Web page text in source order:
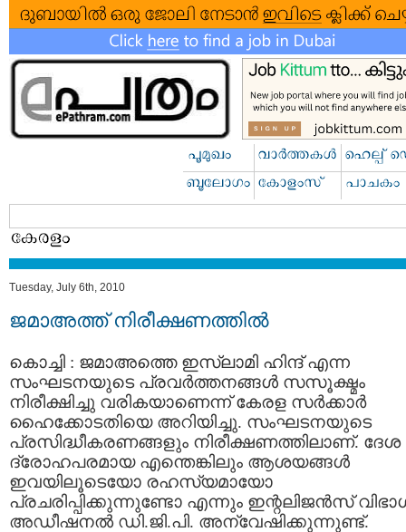
Tuesday, July 6th, 2010
ജമാഅത്ത് നിരീക്ഷണത്തില്‍
കൊച്ചി : ജമാഅത്തെ ഇസ്ലാമി ഹിന്ദ്‌ എന്ന
സംഘടനയുടെ പ്രവര്‍ത്തനങ്ങള്‍ സസൂക്ഷ്മം
നിരീക്ഷിച്ചു വരികയാണെന്ന് കേരള സര്‍ക്കാര്‍
ഹൈക്കോടതിയെ അറിയിച്ചു. സംഘടനയുടെ
പ്രസിദ്ധീകരണങ്ങളും നിരീക്ഷണത്തിലാണ്. ദേശ
ദ്രോഹപരമായ എന്തെങ്കിലും ആശയങ്ങള്‍
ഇവയിലൂടെയോ രഹസ്യമായോ
പ്രചരിപ്പിക്കുന്നുണ്ടോ എന്നും ഇന്റലിജന്‍സ്‌
അഡീഷനല്‍ ഡി.ജി.പി. അന്വേഷിക്കുന്നുണ്ട്.